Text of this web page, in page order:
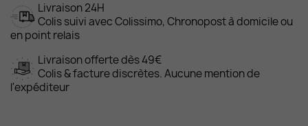
Livraison 24H
Colis suivi avec Colissimo, Chronopost à domicile ou
en point relais
Livraison offerte dès 49€
Colis & facture discrètes. Aucune mention de
l'expéditeur